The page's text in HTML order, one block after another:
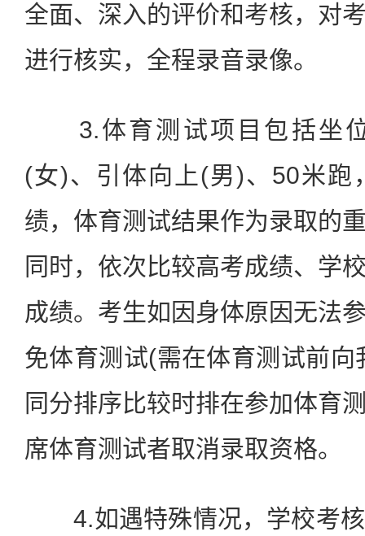
全面、深入的评价和考核，对
进行核实，全程录音录像。
3.体育测试项目包括坐位
(女)、引体向上(男)、50米跑
绩，体育测试结果作为录取的
同时，依次比较高考成绩、学
成绩。考生如因身体原因无法
免体育测试(需在体育测试前
同分排序比较时排在参加体育
席体育测试者取消录取资格。
4.如遇特殊情况，学校考核